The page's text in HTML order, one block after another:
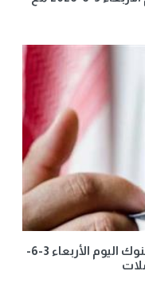
تعرف على سعر الريال السعودي في البنوك اليوم الأربعاء 3-6-